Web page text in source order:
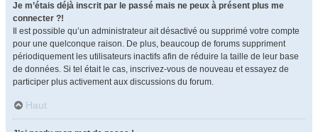
Je m’étais déjà inscrit par le passé mais ne peux à présent plus me
connecter ?!
Il est possible qu’un administrateur ait désactivé ou supprimé votre compte
pour une quelconque raison. De plus, beaucoup de forums suppriment
périodiquement les utilisateurs inactifs afin de réduire la taille de leur base
de données. Si tel était le cas, inscrivez-vous de nouveau et essayez de
participer plus activement aux discussions du forum.
Haut